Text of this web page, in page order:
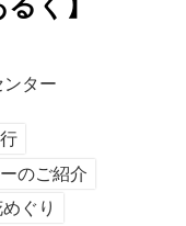
く】
ター
のご紹介
ぐり